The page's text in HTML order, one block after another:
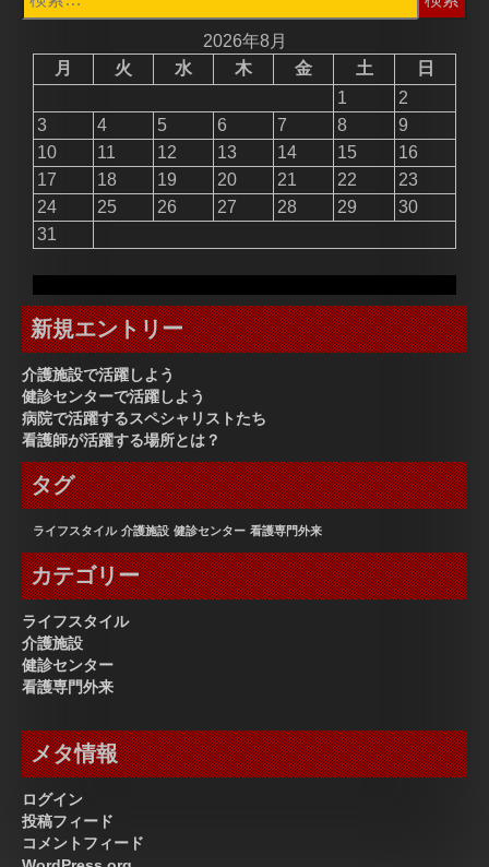
索:
2026年8月
月
火 水 木 金 土
日
1
2
3
4 5 6 7 8
9
10
11 12 13 14 15
16
17
18 19 20 21 22
23
24
25 26 27 28 29
30
31
新規エントリー
介護施設で活躍しよう
健診センターで活躍しよう
病院で活躍するスペシャリストたち
看護師が活躍する場所とは？
タグ
ライフスタイル 介護施設 健診センター 看護専門外来
カテゴリー
ライフスタイル
介護施設
健診センター
看護専門外来
メタ情報
ログイン
投稿フィード
コメントフィード